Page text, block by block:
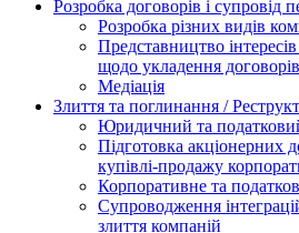
Розробка договорів і супровід
Розробка різних видів
Представництво
щодо укладення договорів
Медіація
Злиття та поглинання /
Юридичний та
Підготовка акціонерних
купівлі-продажу
Корпоративне та
Супроводження
злиття компаній